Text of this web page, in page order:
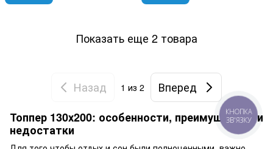
Показать еще 2 товара
Назад 1 из 2
Вперед
Топпер 130х200: особенности, преимущества и
недостатки
КНОПКА
ЗВ'ЯЗКУ